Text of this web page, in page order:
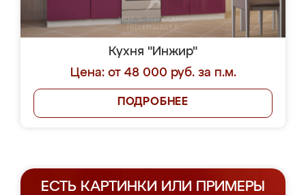
Кухня "Инжир"
Цена: от 48 000 руб. за п.м.
ПОДРОБНЕЕ
ЕСТЬ КАРТИНКИ ИЛИ ПРИМЕРЫ